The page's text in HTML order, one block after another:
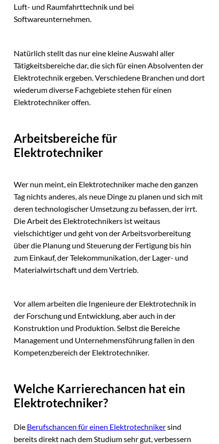
Luft- und Raumfahrttechnik und bei
Softwareunternehmen.
Natürlich stellt das nur eine kleine Auswahl aller
Tätigkeitsbereiche dar, die sich für einen Absolventen der
Elektrotechnik ergeben. Verschiedene Branchen und dort
wiederum diverse Fachgebiete stehen für einen
Elektrotechniker offen.
Arbeitsbereiche für
Elektrotechniker
Wer nun meint, ein Elektrotechniker mache den ganzen
Tag nichts anderes, als neue Dinge zu planen und sich mit
deren technologischer Umsetzung zu befassen, der irrt.
Die Arbeit des Elektrotechnikers ist weitaus
vielschichtiger und geht von der Arbeitsvorbereitung
über die Planung und Steuerung der Fertigung bis hin
zum Einkauf, der Telekommunikation, der Lager- und
Materialwirtschaft und dem Vertrieb.
Vor allem arbeiten die Ingenieure der Elektrotechnik in
der Forschung und Entwicklung, aber auch in der
Konstruktion und Produktion. Selbst die Bereiche
Management und Unternehmensführung fallen in den
Kompetenzbereich der Elektrotechniker.
Welche Karrierechancen hat ein
Elektrotechniker?
Die Berufschancen für einen Elektrotechnikersind
bereits direkt nach dem Studium sehr gut, verbessern